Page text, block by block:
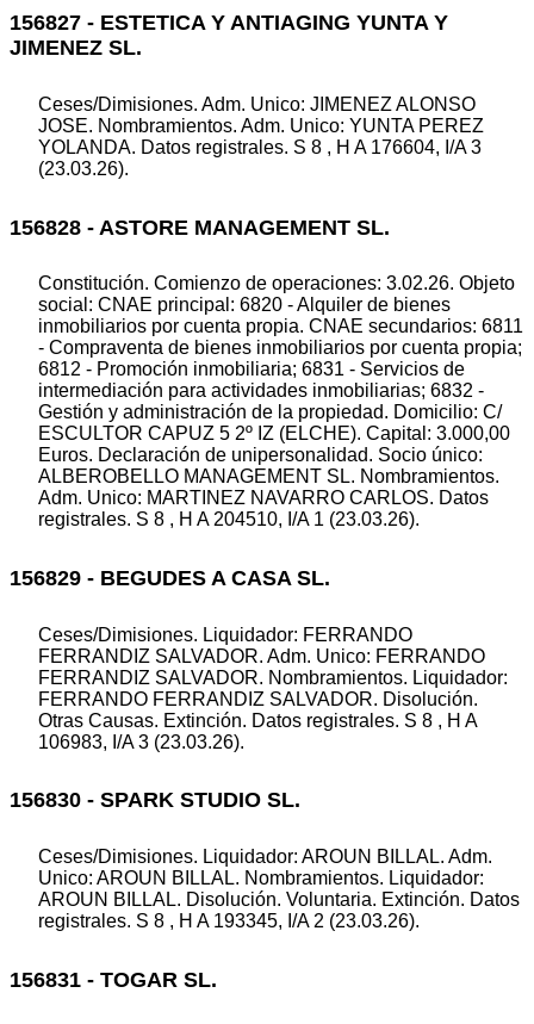
156827 - ESTETICA Y ANTIAGING YUNTA Y
JIMENEZ SL.
Ceses/Dimisiones. Adm. Unico: JIMENEZ ALONSO
JOSE. Nombramientos. Adm. Unico: YUNTA PEREZ
YOLANDA. Datos registrales. S 8 , H A 176604, I/A 3
(23.03.26).
156828 - ASTORE MANAGEMENT SL.
Constitución. Comienzo de operaciones: 3.02.26. Objeto
social: CNAE principal: 6820 - Alquiler de bienes
inmobiliarios por cuenta propia. CNAE secundarios: 6811
- Compraventa de bienes inmobiliarios por cuenta propia;
6812 - Promoción inmobiliaria; 6831 - Servicios de
intermediación para actividades inmobiliarias; 6832 -
Gestión y administración de la propiedad. Domicilio: C/
ESCULTOR CAPUZ 5 2º IZ (ELCHE). Capital: 3.000,00
Euros. Declaración de unipersonalidad. Socio único:
ALBEROBELLO MANAGEMENT SL. Nombramientos.
Adm. Unico: MARTINEZ NAVARRO CARLOS. Datos
registrales. S 8 , H A 204510, I/A 1 (23.03.26).
156829 - BEGUDES A CASA SL.
Ceses/Dimisiones. Liquidador: FERRANDO
FERRANDIZ SALVADOR. Adm. Unico: FERRANDO
FERRANDIZ SALVADOR. Nombramientos. Liquidador:
FERRANDO FERRANDIZ SALVADOR. Disolución.
Otras Causas. Extinción. Datos registrales. S 8 , H A
106983, I/A 3 (23.03.26).
156830 - SPARK STUDIO SL.
Ceses/Dimisiones. Liquidador: AROUN BILLAL. Adm.
Unico: AROUN BILLAL. Nombramientos. Liquidador:
AROUN BILLAL. Disolución. Voluntaria. Extinción. Datos
registrales. S 8 , H A 193345, I/A 2 (23.03.26).
156831 - TOGAR SL.